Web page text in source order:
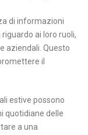
di informazioni
ai loro ruoli,
aziendali. Questo
il
estive possono
quotidiane delle
a una